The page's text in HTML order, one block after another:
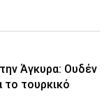
Άγκυρα: Ουδέν
το τουρκικό